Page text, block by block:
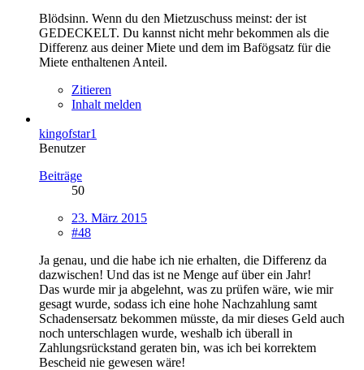
Blödsinn. Wenn du den Mietzuschuss meinst: der ist
GEDECKELT. Du kannst nicht mehr bekommen als die
Differenz aus deiner Miete und dem im Bafögsatz für die
Miete enthaltenen Anteil.
Zitieren
Inhalt melden
kingofstar1
Benutzer
Beiträge
50
23. März 2015
#48
Ja genau, und die habe ich nie erhalten, die Differenz da
dazwischen! Und das ist ne Menge auf über ein Jahr!
Das wurde mir ja abgelehnt, was zu prüfen wäre, wie mir
gesagt wurde, sodass ich eine hohe Nachzahlung samt
Schadensersatz bekommen müsste, da mir dieses Geld auch
noch unterschlagen wurde, weshalb ich überall in
Zahlungsrückstand geraten bin, was ich bei korrektem
Bescheid nie gewesen wäre!